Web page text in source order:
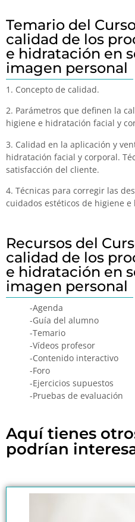
Temario del
calidad de los
e hidratación en
imagen personal
1. Concepto de calidad.
2. Parámetros que definen la
higiene e hidratación facial y
3. Calidad en la aplicación y
hidratación facial y corporal.
satisfacción del cliente.
4. Técnicas para corregir las
cuidados estéticos de higiene
Recursos del
calidad de los
e hidratación en
imagen personal
-Agenda
-Guía del alumno
-Temario
-Vídeos profesor
-Contenido interactivo
-Foro
-Ejercicios supuestos
-Pruebas de evaluación
Aquí tienes
podrían